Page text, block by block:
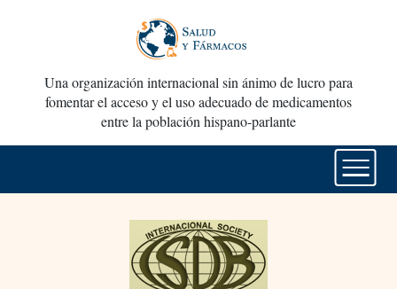
Una organización internacional sin ánimo de lucro para
fomentar el acceso y el uso adecuado de medicamentos
entre la población hispano-parlante